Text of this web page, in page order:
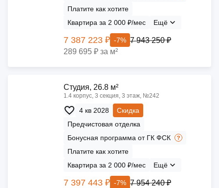
Платите как хотите
Квартира за 2 000 ₽/мес
Ещё
7 387 223 ₽ -7% 7 943 250 ₽
289 695 ₽ за м²
Cтудия, 26.8 м²
1.4 корпус, 3 секция, 3 этаж, №242
4 кв 2028
Скидка
Предчистовая отделка
Бонусная программа от ГК ФСК
Платите как хотите
Квартира за 2 000 ₽/мес
Ещё
7 397 443 ₽ -7% 7 954 240 ₽